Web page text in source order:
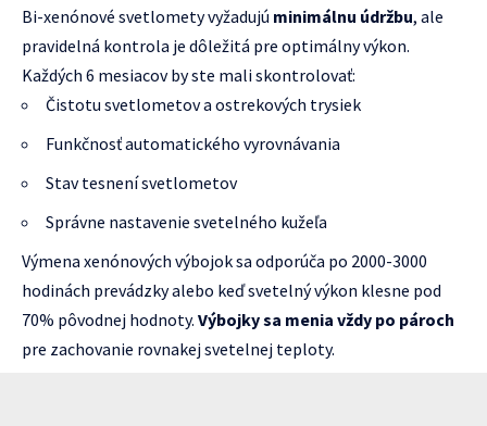
Bi-xenónové svetlomety vyžadujú minimálnu údržbu, ale
pravidelná kontrola je dôležitá pre optimálny výkon.
Každých 6 mesiacov by ste mali skontrolovať:
Čistotu svetlometov a ostrekových trysiek
Funkčnosť automatického vyrovnávania
Stav tesnení svetlometov
Správne nastavenie svetelného kužeľa
Výmena xenónových výbojok sa odporúča po 2000-3000
hodinách prevádzky alebo keď svetelný výkon klesne pod
70% pôvodnej hodnoty. Výbojky sa menia vždy po pároch
pre zachovanie rovnakej svetelnej teploty.